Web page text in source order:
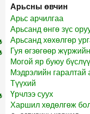
Арьсны өвчин
Арьс арчилгаа
Арьсанд өнгө зүс
Арьсанд хөхөлгөр
Гуя өгзөгөөр
Могой яр буюу
Мэдрэлийн
Түүхий
Үрчлээ суух
Харшил хөдөлгөж